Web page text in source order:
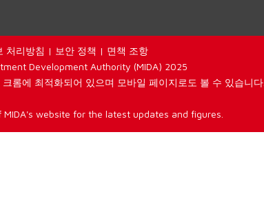
처리방침 | 보안 정책 | 면책 조항
Development Authority (MIDA) 2025
롬에 최적화되어 있으며 모바일 페이지로도 볼 수 있습니다.
website for the latest updates and figures.